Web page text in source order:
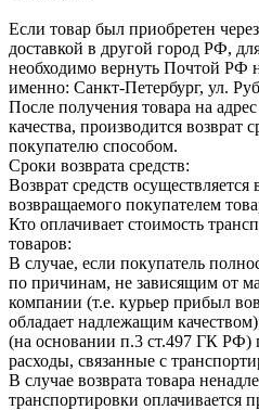
Если товар был приобретен
доставкой в другой город РФ,
необходимо вернуть Почтой РФ
именно: Санкт-Петербург, ул.
После получения товара на
качества, производится
покупателю способом.
Сроки возврата средств:
Возврат средств
возвращаемого покупателем
Кто оплачивает стоимость
товаров:
В случае, если покупатель
по причинам, не зависящим от
компании (т.е. курьер прибыл
обладает надлежащим
(на основании п.3 ст.497 ГК РФ)
расходы, связанные с
В случае возврата товара
транспортировки оплачивается